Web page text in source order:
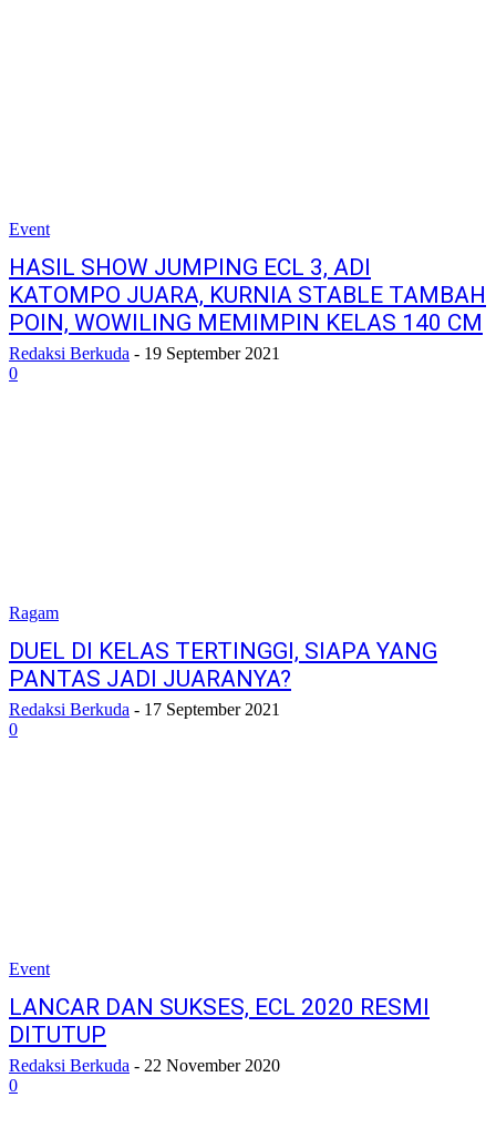
Event
HASIL SHOW JUMPING ECL 3, ADI
KATOMPO JUARA, KURNIA STABLE TAMBAH
POIN, WOWILING MEMIMPIN KELAS 140 CM
Redaksi Berkuda - 19 September 2021
0
Ragam
DUEL DI KELAS TERTINGGI, SIAPA YANG
PANTAS JADI JUARANYA?
Redaksi Berkuda - 17 September 2021
0
Event
LANCAR DAN SUKSES, ECL 2020 RESMI
DITUTUP
Redaksi Berkuda - 22 November 2020
0